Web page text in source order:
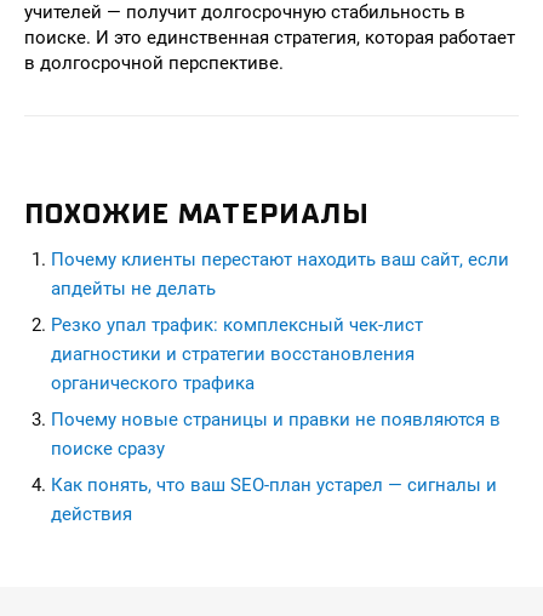
учителей — получит долгосрочную стабильность в
поиске. И это единственная стратегия, которая работает
в долгосрочной перспективе.
ПОХОЖИЕ МАТЕРИАЛЫ
Почему клиенты перестают находить ваш сайт, если
апдейты не делать
Резко упал трафик: комплексный чек-лист
диагностики и стратегии восстановления
органического трафика
Почему новые страницы и правки не появляются в
поиске сразу
Как понять, что ваш SEO-план устарел — сигналы и
действия